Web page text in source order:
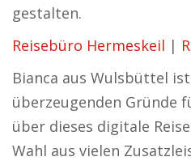
gestalten.
Reisebüro Hermeskeil |
Bianca aus Wulsbüttel
überzeugenden Gründe
über dieses digitale
Wahl aus vielen